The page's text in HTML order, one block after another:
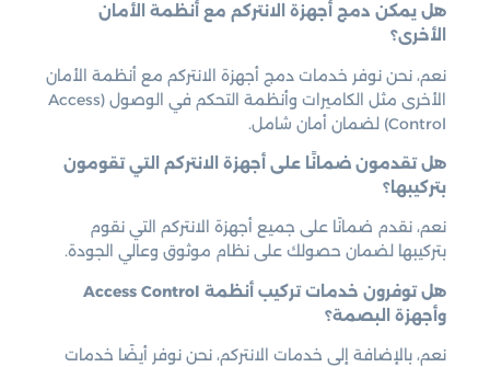
هل يمكن دمج أجهزة الانتركم مع أنظمة الأمان
الأخرى؟
نعم، نحن نوفر خدمات دمج أجهزة الانتركم مع أنظمة الأمان
الأخرى مثل الكاميرات وأنظمة التحكم في الوصول (Access
Control) لضمان أمان شامل.
هل تقدمون ضمانًا على أجهزة الانتركم التي تقومون
بتركيبها؟
نعم، نقدم ضمانًا على جميع أجهزة الانتركم التي نقوم
بتركيبها لضمان حصولك على نظام موثوق وعالي الجودة.
هل توفرون خدمات تركيب أنظمة Access Control
وأجهزة البصمة؟
نعم، بالإضافة إلى خدمات الانتركم، نحن نوفر أيضًا خدمات